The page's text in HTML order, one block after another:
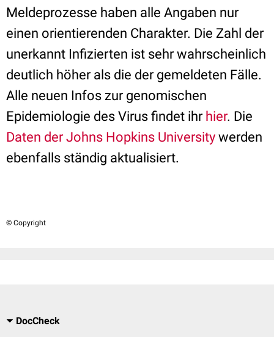
Meldeprozesse haben alle Angaben nur
einen orientierenden Charakter. Die Zahl der
unerkannt Infizierten ist sehr wahrscheinlich
deutlich höher als die der gemeldeten Fälle.
Alle neuen Infos zur genomischen
Epidemiologie des Virus findet ihr hier. Die
Daten der Johns Hopkins University werden
ebenfalls ständig aktualisiert.
© Copyright
DocCheck